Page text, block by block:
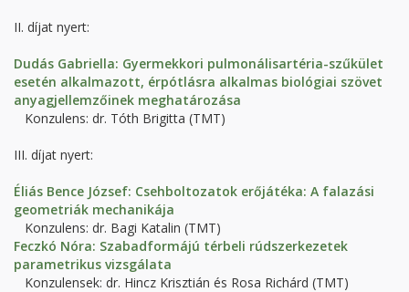
II. díjat nyert:
Dudás Gabriella: Gyermekkori pulmonálisartéria-szűkület
esetén alkalmazott, érpótlásra alkalmas biológiai szövet
anyagjellemzőinek meghatározása
Konzulens: dr. Tóth Brigitta (TMT)
III. díjat nyert:
Éliás Bence József: Csehboltozatok erőjátéka: A falazási
geometriák mechanikája
Konzulens: dr. Bagi Katalin (TMT)
Feczkó Nóra: Szabadformájú térbeli rúdszerkezetek
parametrikus vizsgálata
Konzulensek: dr. Hincz Krisztián és Rosa Richárd (TMT)